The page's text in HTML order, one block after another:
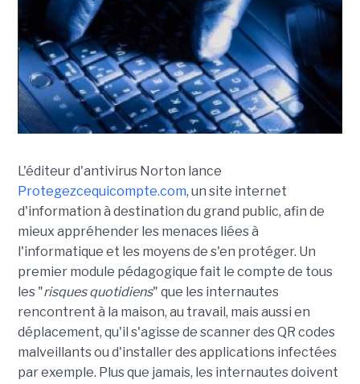
L'éditeur d'antivirus Norton lance
Protegezcequicompte.com, un site internet
d'information à destination du grand public, afin de
mieux appréhender les menaces liées à
l'informatique et les moyens de s'en protéger. Un
premier module pédagogique fait le compte de tous
les "risques quotidiens" que les internautes
rencontrent à la maison, au travail, mais aussi en
déplacement, qu'il s'agisse de scanner des QR codes
malveillants ou d'installer des applications infectées
par exemple. Plus que jamais, les internautes doivent